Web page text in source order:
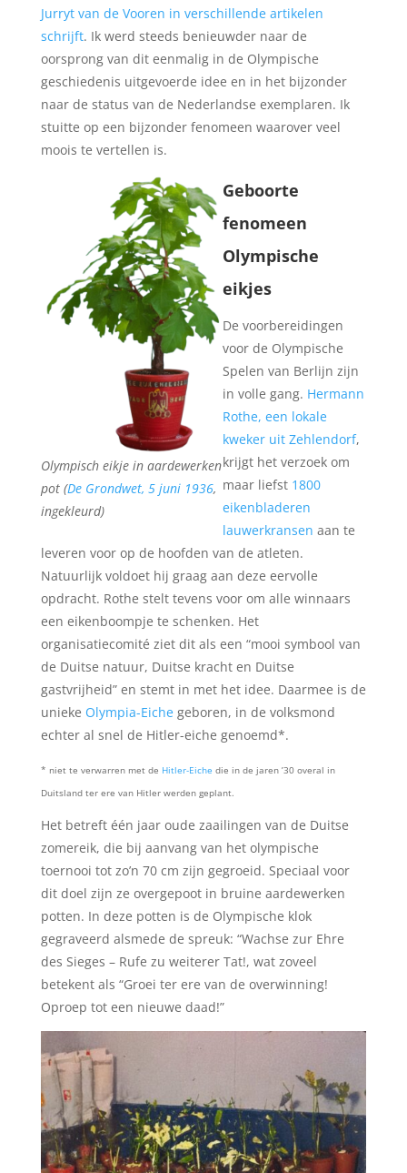
Jurryt van de Vooren in verschillende artikelen
schrijft. Ik werd steeds benieuwder naar de
oorsprong van dit eenmalig in de Olympische
geschiedenis uitgevoerde idee en in het bijzonder
naar de status van de Nederlandse exemplaren. Ik
stuitte op een bijzonder fenomeen waarover veel
moois te vertellen is.
Olympisch eikje in aardewerken
pot (De Grondwet, 5 juni 1936,
ingekleurd)
Geboorte
fenomeen
Olympische
eikjes
De voorbereidingen
voor de Olympische
Spelen van Berlijn zijn
in volle gang. Hermann
Rothe, een lokale
kweker uit Zehlendorf,
krijgt het verzoek om
maar liefst 1800
eikenbladeren
lauwerkransen aan te
leveren voor op de hoofden van de atleten.
Natuurlijk voldoet hij graag aan deze eervolle
opdracht. Rothe stelt tevens voor om alle winnaars
een eikenboompje te schenken. Het
organisatiecomité ziet dit als een “mooi symbool van
de Duitse natuur, Duitse kracht en Duitse
gastvrijheid” en stemt in met het idee. Daarmee is de
unieke Olympia-Eichegeboren, in de volksmond
echter al snel de Hitler-eiche genoemd*.
* niet te verwarren met de Hitler-Eiche die in de jaren ’30 overal in
Duitsland ter ere van Hitler werden geplant.
Het betreft één jaar oude zaailingen van de Duitse
zomereik, die bij aanvang van het olympische
toernooi tot zo’n 70 cm zijn gegroeid. Speciaal voor
dit doel zijn ze overgepoot in bruine aardewerken
potten. In deze potten is de Olympische klok
gegraveerd alsmede de spreuk: “Wachse zur Ehre
des Sieges – Rufe zu weiterer Tat!, wat zoveel
betekent als “Groei ter ere van de overwinning!
Oproep tot een nieuwe daad!”